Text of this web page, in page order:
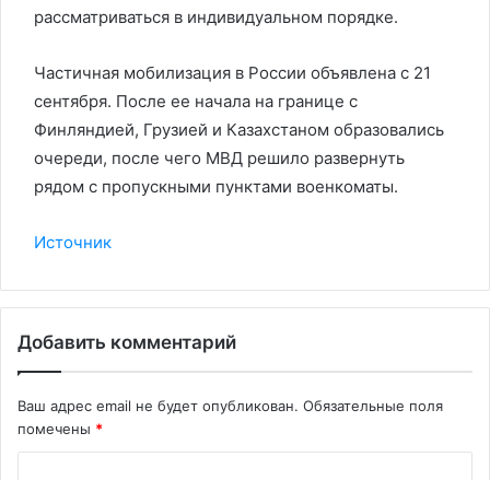
рассматриваться в индивидуальном порядке.
Частичная мобилизация в России объявлена с 21
сентября. После ее начала на границе с
Финляндией, Грузией и Казахстаном образовались
очереди, после чего МВД решило развернуть
рядом с пропускными пунктами военкоматы.
Источник
Добавить комментарий
Ваш адрес email не будет опубликован. Обязательные поля
помечены *